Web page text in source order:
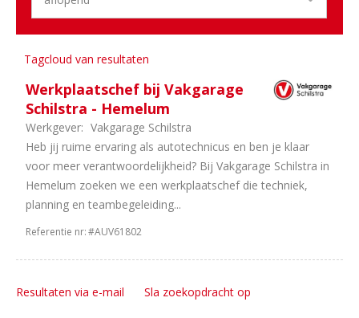
32Tagcloud van resultaten
Werkplaatschef bij Vakgarage
Schilstra - Hemelum
Werkgever: Vakgarage Schilstra
Heb jij ruime ervaring als autotechnicus en ben je klaar
voor meer verantwoordelijkheid? Bij Vakgarage Schilstra in
Hemelum zoeken we een werkplaatschef die techniek,
planning en teambegeleiding...
Referentie nr:#AUV61802
Resultaten via e-mail Sla zoekopdracht op